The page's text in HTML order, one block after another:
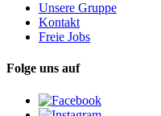
Unsere Gruppe
Kontakt
Freie Jobs
Folge uns auf